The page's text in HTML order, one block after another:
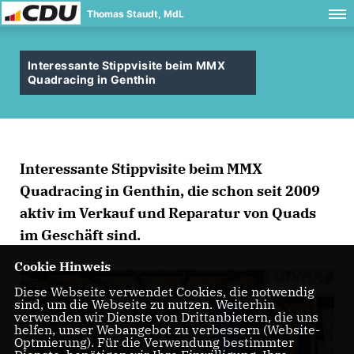
Thomas Staudt, MdL
Interessante Stippvisite beim MMX
Quadracing in Genthin
Interessante Stippvisite beim MMX
Quadracing in Genthin, die schon seit 2009
aktiv im Verkauf und Reparatur von Quads
im Geschäft sind.
Cookie Hinweis
Diese Webseite verwendet Cookies, die notwendig
sind, um die Webseite zu nutzen. Weiterhin
verwenden wir Dienste von Drittanbietern, die uns
helfen, unser Webangebot zu verbessern (Website-
Optmierung). Für die Verwendung bestimmter